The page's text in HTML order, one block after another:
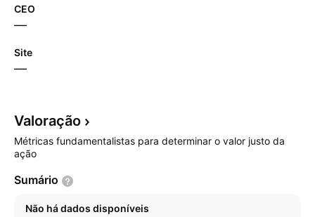
CEO
—
Site
—
Valoração
Métricas fundamentalistas para determinar o valor justo da
ação
Sumário
Não há dados disponíveis